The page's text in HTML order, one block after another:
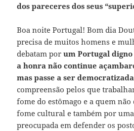
dos pareceres dos seus
Boa noite Portugal! Bom dia
precisa de muitos homens e
debatam porum Portugal
a honra não continue
mas passe a ser
compreensão pelos que
fome do estômago e a quem
fome cultural e também por
preocupada em defender os